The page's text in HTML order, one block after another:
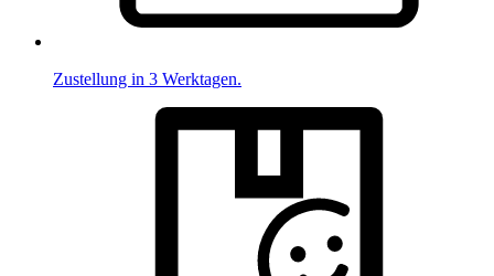
Zustellung in 3 Werktagen.